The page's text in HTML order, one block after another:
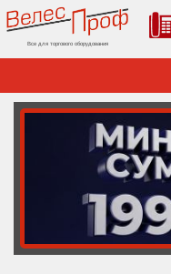
Все для торгового оборудования